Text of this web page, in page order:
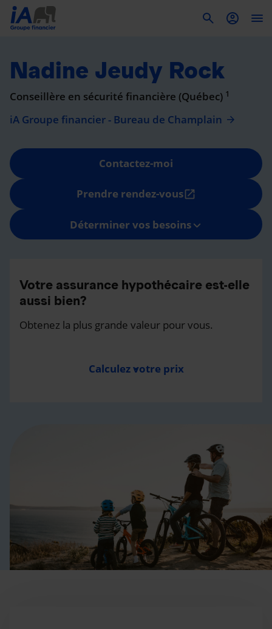
Nadine Jeudy Rock
Conseillère en sécurité financière (Québec) 1
iA Groupe financier - Bureau de Champlain
Contactez-moi
Prendre rendez-vousopen_in_new
Déterminer vos besoins
Votre assurance hypothécaire est-elle
aussi bien?
Obtenez la plus grande valeur pour vous.
Calculez votre prix